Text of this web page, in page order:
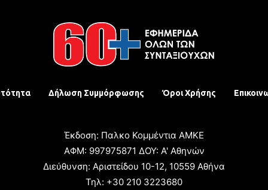
Δήλωση Συμμόρφωσης Όροι Χρήσης
Έκδοση: Παλκο Κομμέντια ΑΜΚΕ
ΑΦΜ: 997975871 ΔΟΥ: Α' Αθηνών
Διεύθυνση: Αριστείδου 10-12, 10559 Αθήνα
Τηλ: +30 210 3223680